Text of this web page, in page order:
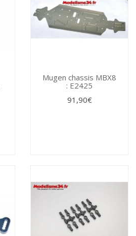
Mugen chassis MBX8
: E2425
91,90€